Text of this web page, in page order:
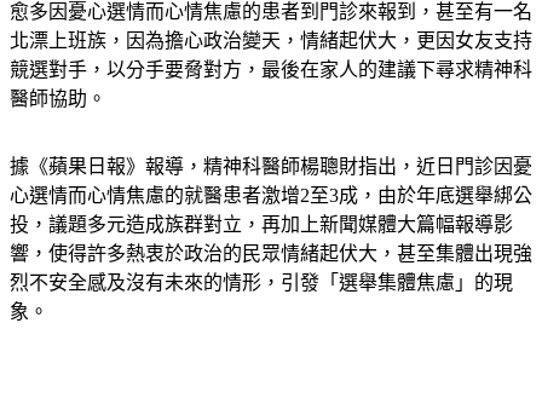
現象，精神科醫師楊聰財表示，距離選舉投票日愈近，就出現
愈多因憂心選情而心情焦慮的患者到門診來報到，甚至有一名
北漂上班族，因為擔心政治變天，情緒起伏大，更因女友支持
競選對手，以分手要脅對方，最後在家人的建議下尋求精神科
據《蘋果日報》報導，精神科醫師楊聰財指出，近日門診因憂
心選情而心情焦慮的就醫患者激增2至3成，由於年底選舉綁公
投，議題多元造成族群對立，再加上新聞媒體大篇幅報導影
響，使得許多熱衷於政治的民眾情緒起伏大，甚至集體出現強
烈不安全感及沒有未來的情形，引發「選舉集體焦慮」的現